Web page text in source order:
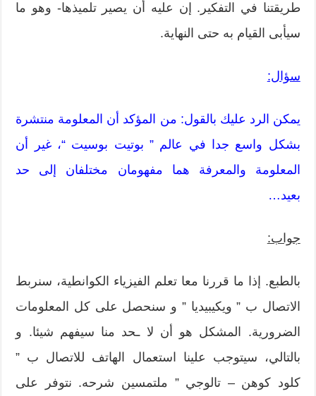
طريقتنا في التفكير. إن عليه أن يصير تلميذها- وهو ما
سيأبى القيام به حتى النهاية.
سؤال:
يمكن الرد عليك بالقول: من المؤكد أن المعلومة منتشرة
بشكل واسع جدا في عالم ” بوتيت بوسيت “، غير أن
المعلومة والمعرفة هما مفهومان مختلفان إلى حد
بعيد…
جواب:
بالطبع. إذا ما قررنا معا تعلم الفيزياء الكوانطية، سنربط
الاتصال ب ” ويكيبيديا ” و سنحصل على كل المعلومات
الضرورية. المشكل هو أن لا ـحد منا سيفهم شيئا. و
بالتالي، سيتوجب علينا استعمال الهاتف للاتصال ب ”
كلود كوهن – تالوجي ” ملتمسين شرحه. نتوفر على